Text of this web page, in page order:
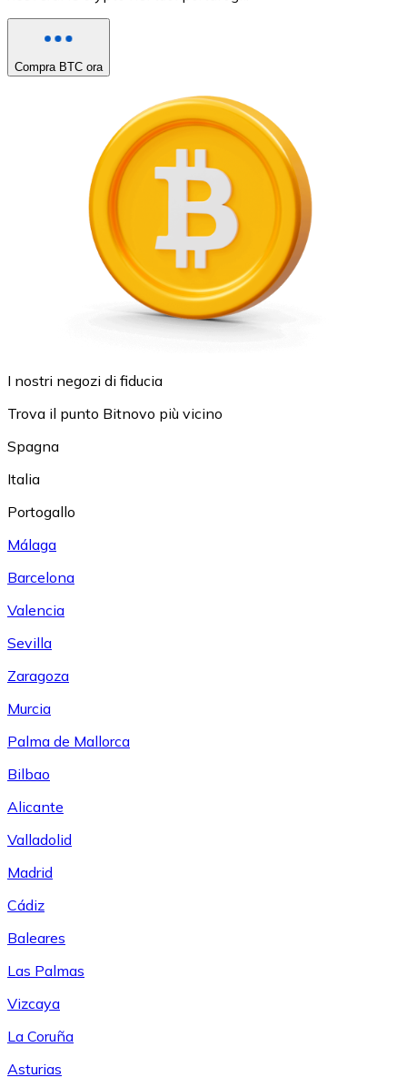
Compra BTC ora
I nostri negozi di fiducia
Trova il punto Bitnovo più vicino
Spagna
Italia
Portogallo
Málaga
Barcelona
Valencia
Sevilla
Zaragoza
Murcia
Palma de Mallorca
Bilbao
Alicante
Valladolid
Madrid
Cádiz
Baleares
Las Palmas
Vizcaya
La Coruña
Asturias